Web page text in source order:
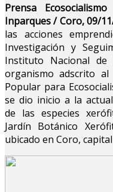
Prensa
Inparques / Coro, 09/
las acciones
Investigación y
Instituto Nacional de
organismo adscrito
Popular para
se dio inicio a la
de las especies
Jardín Botánico
ubicado en Coro,